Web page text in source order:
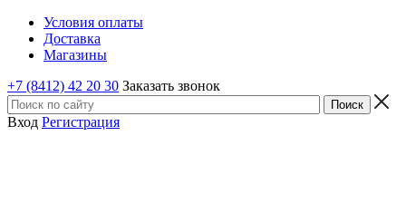
Условия оплаты
Доставка
Магазины
+7 (8412) 42 20 30 Заказать звонок
Вход Регистрация